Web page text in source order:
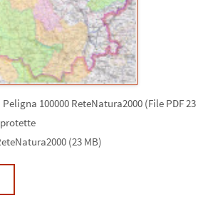
100000 ReteNatura2000 (File PDF 23
(23 MB)